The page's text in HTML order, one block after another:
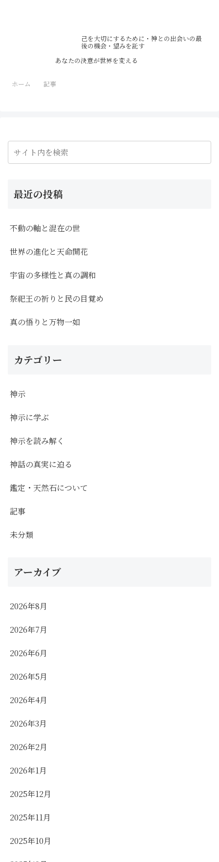
己を大切にするために・神との出会いの最
後の機会・望みを託す
あなたの決意が世界を変える
ホーム 記事
最近の投稿
不動の軸と混在の世
世界の進化と天命開花
宇宙の多様性と真の調和
祭祀王の祈りと民の目覚め
真の悟りと万物一如
カテゴリー
神示
神示に学ぶ
神示を読み解く
神話の真実に迫る
鑑定・天然石について
記事
未分類
アーカイブ
2026年8月
2026年7月
2026年6月
2026年5月
2026年4月
2026年3月
2026年2月
2026年1月
2025年12月
2025年11月
2025年10月